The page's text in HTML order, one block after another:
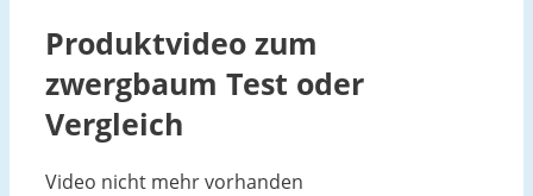
Produktvideo zum
zwergbaum Test oder
Vergleich
Video nicht mehr vorhanden